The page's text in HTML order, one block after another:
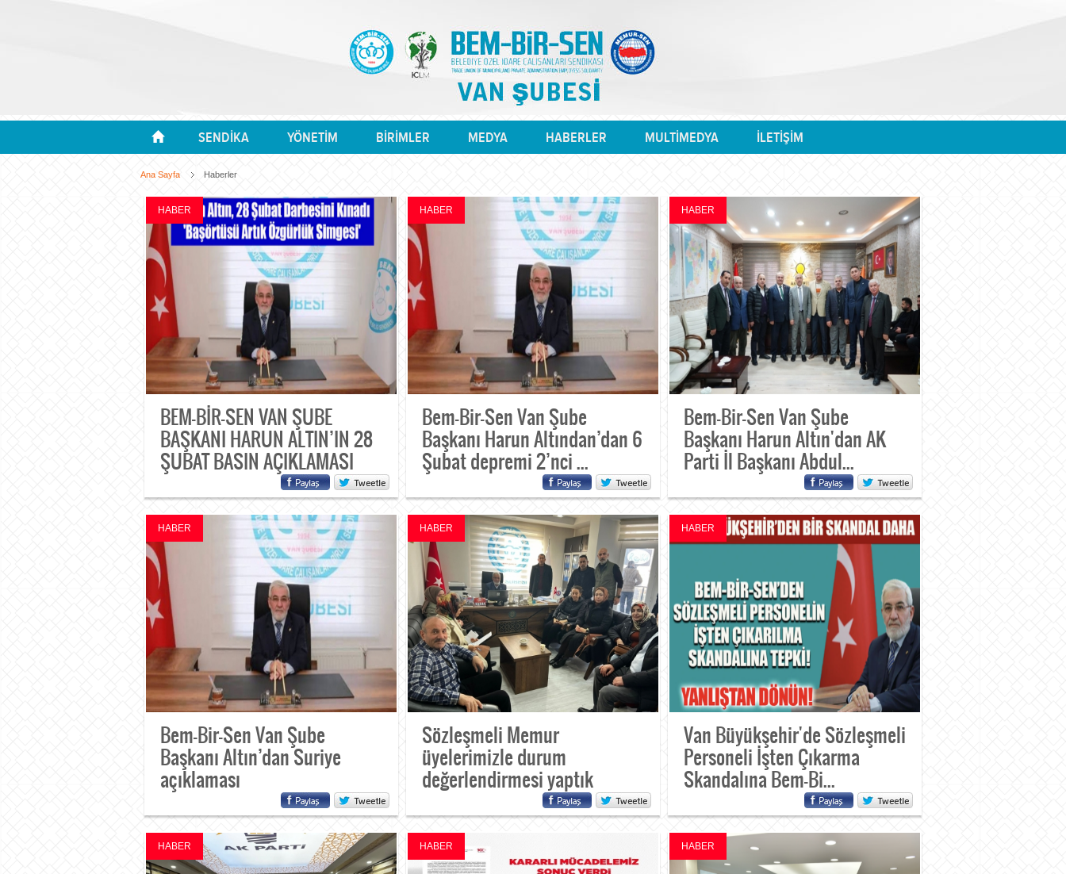
SENDİKA YÖNETİM BİRİMLER MEDYA HABERLER MULTİMEDYA İLETİŞİM
Ana Sayfa Haberler
HABER
BEM-BİR-SEN VAN ŞUBE
BAŞKANI HARUN ALTIN’IN 28
ŞUBAT BASIN AÇIKLAMASI
HABER
Bem-Bir-Sen Van Şube
Başkanı Harun Altından’dan 6
Şubat depremi 2’nci ...
HABER
Bem-Bir-Sen Van Şube
Başkanı Harun Altın'dan AK
Parti İl Başkanı Abdul...
HABER
Bem-Bir-Sen Van Şube
Başkanı Altın’dan Suriye
açıklaması
HABER
Sözleşmeli Memur
üyelerimizle durum
değerlendirmesi yaptık
HABER
Van Büyükşehir'de Sözleşmeli
Personeli İşten Çıkarma
Skandalına Bem-Bi...
HABER HABER HABER